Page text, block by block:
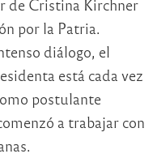
de Cristina Kirchner
por la Patria.
diálogo, el
está cada vez
postulante
a trabajar con